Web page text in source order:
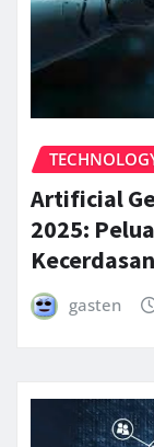
Artificial
2025:
gasten